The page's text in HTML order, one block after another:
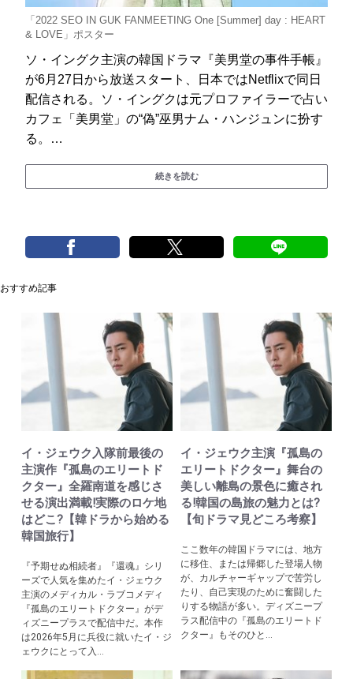
「2022 SEO IN GUK FANMEETING One [Summer] day : HEART
& LOVE」ポスター
ソ・イングク主演の韓国ドラマ『美男堂の事件手帳』
が6月27日から放送スタート、日本ではNetflixで同日
配信される。ソ・イングクは元プロファイラーで占い
カフェ「美男堂」の“偽”巫男ナム・ハンジュンに扮す
る。…
続きを読む
おすすめ記事
イ・ジェウク入隊前最後の
主演作『孤島のエリートド
クター』全羅南道を感じさ
せる演出満載!実際のロケ地
はどこ?【韓ドラから始める
韓国旅行】
『予期せぬ相続者』『還魂』シリ
ーズで人気を集めたイ・ジェウク
主演のメディカル・ラブコメディ
『孤島のエリートドクター』がデ
ィズニープラスで配信中だ。本作
は2026年5月に兵役に就いたイ・ジ
ェウクにとって入...
イ・ジェウク主演『孤島の
エリートドクター』舞台の
美しい離島の景色に癒され
る!韓国の島旅の魅力とは?
【旬ドラマ見どころ考察】
ここ数年の韓国ドラマには、地方
に移住、または帰郷した登場人物
が、カルチャーギャップで苦労し
たり、自己実現のために奮闘した
りする物語が多い。ディズニープ
ラス配信中の『孤島のエリートド
クター』もそのひと...